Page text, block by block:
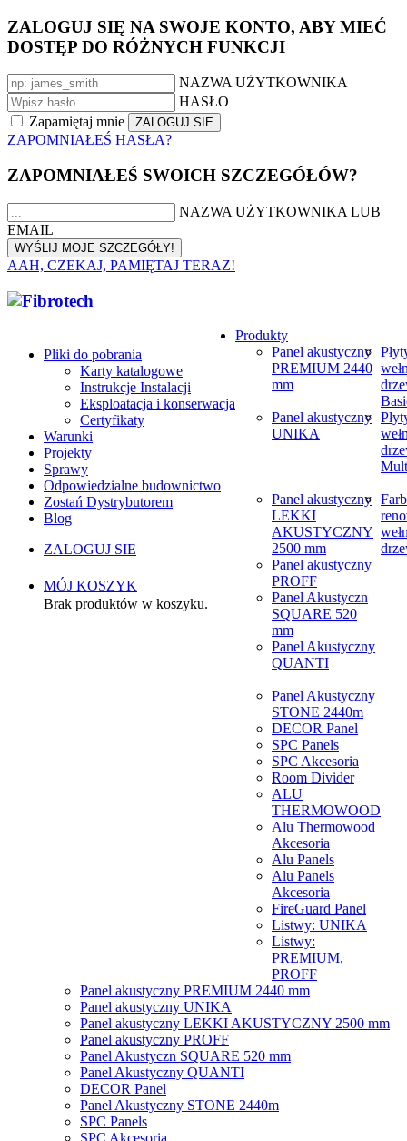
ZALOGUJ SIĘ NA SWOJE KONTO, ABY MIEĆ
DOSTĘP DO RÓŻNYCH FUNKCJI
NAZWA UŻYTKOWNIKA
HASŁO
Zapamiętaj mnie
ZAPOMNIAŁEŚ HASŁA?
ZAPOMNIAŁEŚ SWOICH SZCZEGÓŁÓW?
NAZWA UŻYTKOWNIKA LUB
EMAIL
AAH, CZEKAJ, PAMIĘTAJ TERAZ!
Pliki do pobrania
Karty katalogowe
Instrukcje Instalacji
Eksploatacja i konserwacja
Certyfikaty
Warunki
Projekty
Sprawy
Odpowiedzialne budownictwo
Zostań Dystrybutorem
Blog
ZALOGUJ SIE
MÓJ KOSZYK
Brak produktów w koszyku.
Produkty
Panel akustyczny
PREMIUM 2440
mm
Panel akustyczny
UNIKA
Panel akustyczny
LEKKI
AKUSTYCZNY
2500 mm
Panel akustyczny
PROFF
Panel Akustyczn
SQUARE 520
mm
Panel Akustyczny
QUANTI
Panel Akustyczny
STONE 2440m
DECOR Panel
SPC Panels
SPC Akcesoria
Room Divider
ALU
THERMOWOOD
Alu Thermowood
Akcesoria
Alu Panels
Alu Panels
Akcesoria
FireGuard Panel
Listwy: UNIKA
Listwy:
PREMIUM,
PROFF
Panel akustyczny PREMIUM 2440 mm
Panel akustyczny UNIKA
Panel akustyczny LEKKI AKUSTYCZNY 2500 mm
Panel akustyczny PROFF
Panel Akustyczn SQUARE 520 mm
Panel Akustyczny QUANTI
DECOR Panel
Panel Akustyczny STONE 2440m
SPC Panels